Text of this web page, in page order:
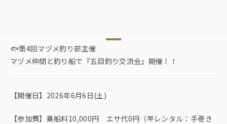
🐟第4回マヅメ釣り部主催
マヅメ仲間と釣り船で『五目釣り交流会』開催！！
【開催日】2026年6月6日(土)
【参加費】乗船料10,000円 エサ代0円（竿レンタル：手巻き